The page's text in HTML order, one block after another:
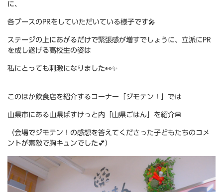
に、
各ブースのPRをしていただいている様子です🎤
ステージの上にあがるだけで緊張感が増すでしょうに、立派にPR
を成し遂げる高校生の姿は
私にとっても刺激になりました👀✨
このほか飲食店を紹介するコーナー「ジモテン！」では
山県市にある山県ばすけっと内「山県ごはん」を紹介🍔
（会場でジモテン！の感想を答えてくださった子どもたちのコメ
ントが素敵で胸キュンでした💕）